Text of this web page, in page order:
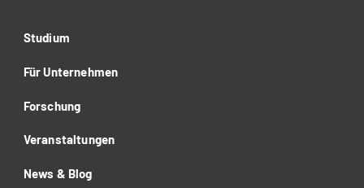
Studium
Für Unternehmen
Forschung
Veranstaltungen
News & Blog